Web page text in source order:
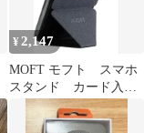
¥ 2,147
MOFT モフト スマホ
スタンド カード入
れ 定期入れ スキミ
ング 横置き よこ